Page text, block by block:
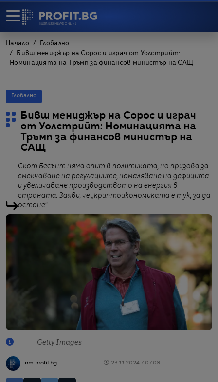
Начало
Глобално
Бивш мениджър на Сорос и играч от Уолстрийт:
Номинацията на Тръмп за финансов министър на САЩ
Глобално
Бивш мениджър на Сорос и играч
от Уолстрийт: Номинацията на
Тръмп за финансов министър на
САЩ
Скот Бесънт няма опит в политиката, но призова за
смекчаване на регулациите, намаляване на дефицита
и увеличаване производството на енергия в
страната. Заяви, че „криптоикономиката е тук, за да
остане“
Getty Images
от profit.bg 23.11.2024 / 07:08